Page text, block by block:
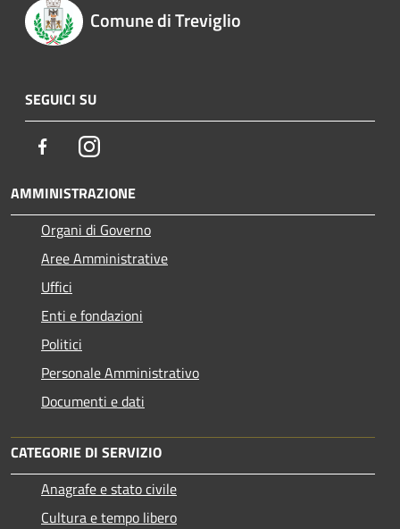
Comune di Treviglio
SEGUICI SU
FacebookInstagram
AMMINISTRAZIONE
Organi di Governo
Aree Amministrative
Uffici
Enti e fondazioni
Politici
Personale Amministrativo
Documenti e dati
CATEGORIE DI SERVIZIO
Anagrafe e stato civile
Cultura e tempo libero